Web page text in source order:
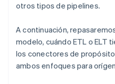
otros tipos de pipelines.
A continuación,
modelo, cuándo ETL o ELT
los conectores de
ambos enfoques para